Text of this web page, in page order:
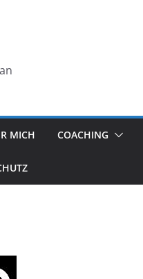
MICH COACHING